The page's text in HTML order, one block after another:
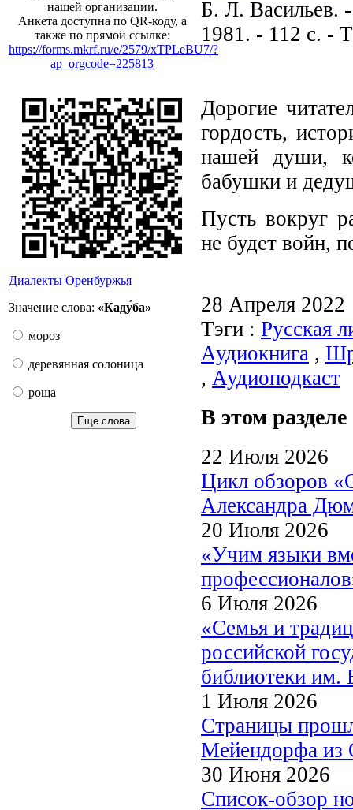
нашей организации.
Анкета доступна по QR-коду, а
также по прямой ссылке:
https://forms.mkrf.ru/e/2579/xTPLeBU7/?
ap_orgcode=225813
Диалекты Оренбуржья
Значение слова: «Каду́ба»
мороз
деревянная солоница
роща
Еще слова
Б. Л. Васильев.
1981. - 112 с. -
Дорогие
гордость,
нашей души,
бабушки и
Пусть вокруг
не будет войн,
28 Апреля
Тэги : Русская
Аудиокнига ,
, Аудиоподкаст
В этом разделе
22 Июля 2026
Цикл обзоров
Александра
20 Июля 2026
«Учим языки
6 Июля 2026
«Семья и
российской
библиотеки им.
1 Июля 2026
Страницы
Мейендорфа из
30 Июня 2026
Список-обзор